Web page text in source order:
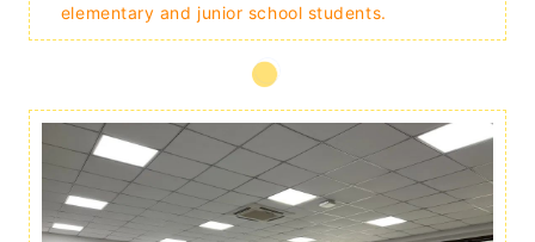
elementary and junior school students.